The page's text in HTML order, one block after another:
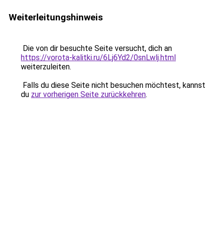
Weiterleitungshinweis
Die von dir besuchte Seite versucht, dich an
https://vorota-kalitki.ru/6Lj6Yd2/0snLwlj.html
weiterzuleiten.
Falls du diese Seite nicht besuchen möchtest, kannst
du zur vorherigen Seite zurückkehren.